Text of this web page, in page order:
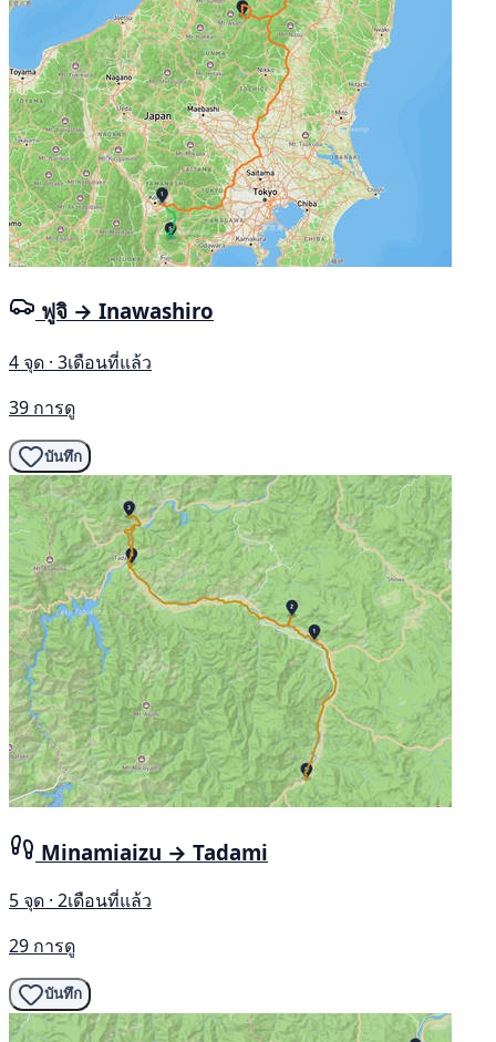
ฟูจิ → Inawashiro
4 จุด · 3เดือนที่แล้ว
39 การดู
บันทึก
Minamiaizu → Tadami
5 จุด · 2เดือนที่แล้ว
29 การดู
บันทึก